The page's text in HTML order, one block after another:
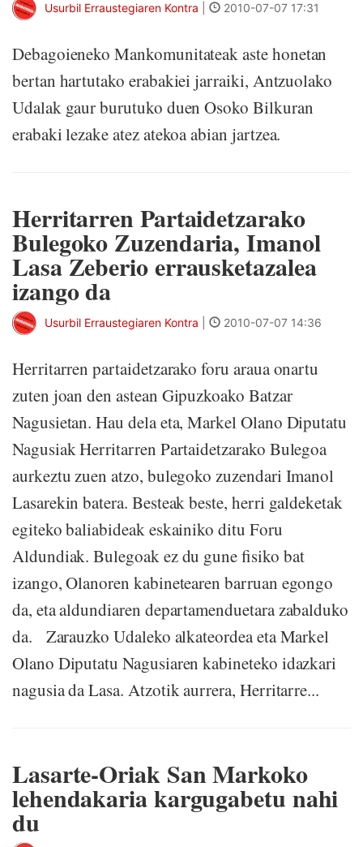
Usurbil Erraustegiaren Kontra 2010-07-07 17:31
Debagoieneko Mankomunitateak aste honetan
bertan hartutako erabakiei jarraiki, Antzuolako
Udalak gaur burutuko duen Osoko Bilkuran
erabaki lezake atez atekoa abian jartzea.
Herritarren Partaidetzarako
Bulegoko Zuzendaria, Imanol
Lasa Zeberio errausketazalea
izango da
Usurbil Erraustegiaren Kontra 2010-07-07 14:36
Herritarren partaidetzarako foru araua onartu
zuten joan den astean Gipuzkoako Batzar
Nagusietan. Hau dela eta, Markel Olano Diputatu
Nagusiak Herritarren Partaidetzarako Bulegoa
aurkeztu zuen atzo, bulegoko zuzendari Imanol
Lasarekin batera. Besteak beste, herri galdeketak
egiteko baliabideak eskainiko ditu Foru
Aldundiak. Bulegoak ez du gune fisiko bat
izango, Olanoren kabinetearen barruan egongo
da, eta aldundiaren departamenduetara zabalduko
da. Zarauzko Udaleko alkateordea eta Markel
Olano Diputatu Nagusiaren kabineteko idazkari
nagusia da Lasa. Atzotik aurrera, Herritarre...
Lasarte-Oriak San Markoko
lehendakaria kargugabetu nahi
du